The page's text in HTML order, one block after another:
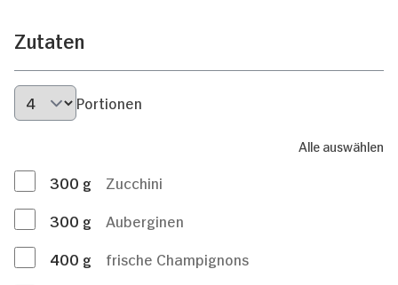
Zutaten
Portionen
Alle auswählen
300 g
Zucchini
300 g
Auberginen
400 g
frische Champignons